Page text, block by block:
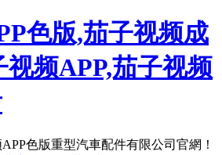
色版,茄子视频成
视频APP,茄子视频
色版重型汽車配件有限公司官網！